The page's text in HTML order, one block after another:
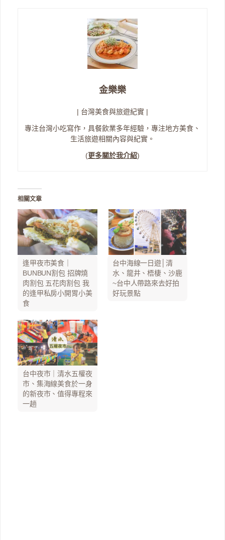
金樂樂
| 台灣美食與旅遊紀實 |
專注台灣小吃寫作，具餐飲業多年經驗，專注地方美食、
生活旅遊相關內容與紀實。
(更多關於我介紹)
相關文章
逢甲夜市美食｜
BUNBUN割包 招牌燒
肉割包 五花肉割包 我
的逢甲私房小開胃小美
食
台中海線一日遊│清
水、龍井、梧棲、沙鹿
~台中人帶路來去好拍
好玩景點
台中夜市｜清水五權夜
市、集海線美食於一身
的新夜市、值得專程來
一趟